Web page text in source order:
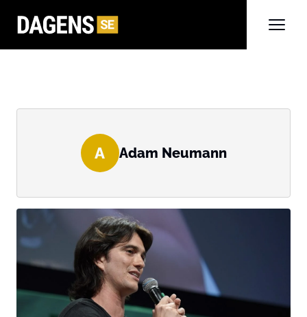
A Adam Neumann